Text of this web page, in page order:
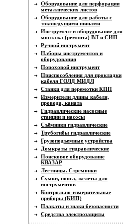
Оборудование для перфорации
металлических листов
Оборудование для работы с
токоведущими шинами
Инструмент и оборудование для
монтажа (ремонта) ВЛ и СИП
Ручной инструмент
Наборы инструментов и
оборудования
Пороховой инструмент
Приспособления для прокладки
кабеля ГОЛД МИДЛ
Станки для перемотки КПП
Измерители длины кабеля,
провода, каната
Гидравлические насосные
станции и насосы
Съёмники гидравлические
Трубогибы гидравлические
Грузоподъемные устройства
Домкраты гидравлические
Поисковое оборудование
КВАЗАР
Лестницы. Стремянки
Сумки, пояса, желеты для
инструментов
Контрольно-измерительные
приборы (КИП)
Плакаты и знаки безопасности
Средства электрозащиты